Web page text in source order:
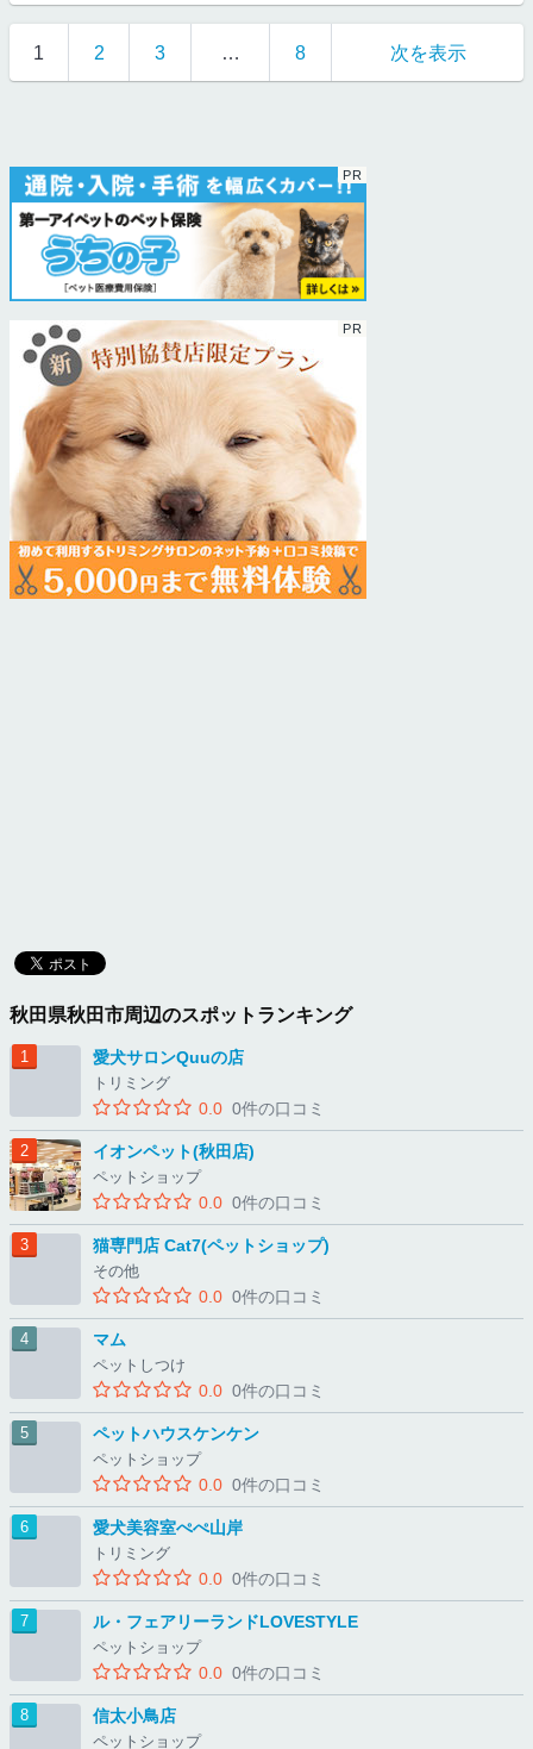
1 2 3 … 8 次を表示
秋田県秋田市周辺のスポットランキング
愛犬サロンQuuの店
トリミング
0.0 0件の口コミ
イオンペット(秋田店)
ペットショップ
0.0 0件の口コミ
猫専門店 Cat7(ペットショップ)
その他
0.0 0件の口コミ
マム
ペットしつけ
0.0 0件の口コミ
ペットハウスケンケン
ペットショップ
0.0 0件の口コミ
愛犬美容室ぺぺ山岸
トリミング
0.0 0件の口コミ
ル・フェアリーランドLOVESTYLE
ペットショップ
0.0 0件の口コミ
信太小鳥店
ペットショップ